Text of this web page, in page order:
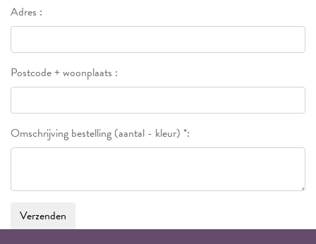
Adres :
Postcode + woonplaats :
Omschrijving bestelling (aantal - kleur) *:
Verzenden